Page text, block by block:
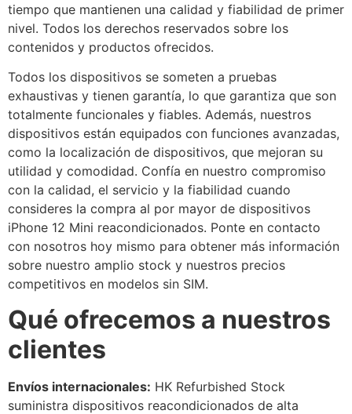
tiempo que mantienen una calidad y fiabilidad de primer
nivel. Todos los derechos reservados sobre los
contenidos y productos ofrecidos.
Todos los dispositivos se someten a pruebas
exhaustivas y tienen garantía, lo que garantiza que son
totalmente funcionales y fiables. Además, nuestros
dispositivos están equipados con funciones avanzadas,
como la localización de dispositivos, que mejoran su
utilidad y comodidad. Confía en nuestro compromiso
con la calidad, el servicio y la fiabilidad cuando
consideres la compra al por mayor de dispositivos
iPhone 12 Mini reacondicionados. Ponte en contacto
con nosotros hoy mismo para obtener más información
sobre nuestro amplio stock y nuestros precios
competitivos en modelos sin SIM.
Qué ofrecemos a nuestros
clientes
Envíos internacionales: HK Refurbished Stock
suministra dispositivos reacondicionados de alta